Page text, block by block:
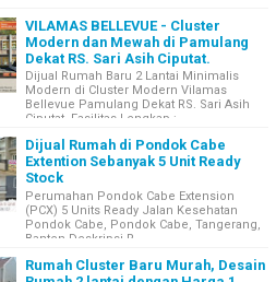
VILAMAS BELLEVUE - Cluster
Modern dan Mewah di Pamulang
Dekat RS. Sari Asih Ciputat.
Dijual Rumah Baru 2 Lantai Minimalis
Modern di Cluster Modern Vilamas
Bellevue Pamulang Dekat RS. Sari Asih
Ciputat. Fasilitas Lengkap : ...
Dijual Rumah di Pondok Cabe
Extention Sebanyak 5 Unit Ready
Stock
Perumahan Pondok Cabe Extension
(PCX) 5 Units Ready Jalan Kesehatan
Pondok Cabe, Pondok Cabe, Tangerang,
Banten Deskripsi R...
Rumah Cluster Baru Murah, Desain